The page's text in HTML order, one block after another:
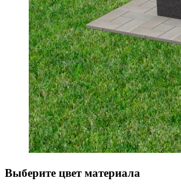
Выберите цвет материала